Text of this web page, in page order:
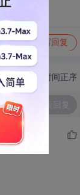
写回复
切换为时间正序